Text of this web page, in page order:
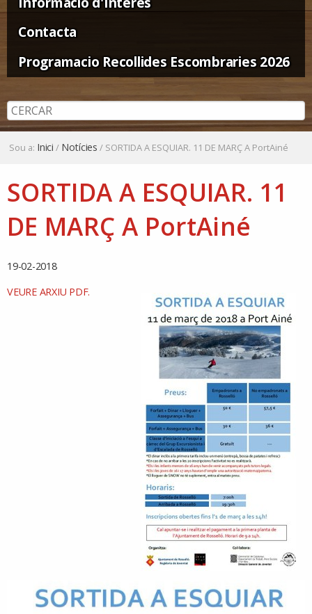
Contacta
Programacio Recollides Escombraries 2026
Sou a: Inici / Notícies / SORTIDA A ESQUIAR. 11 DE MARÇ A PortAiné
SORTIDA A ESQUIAR. 11
DE MARÇ A PortAiné
19-02-2018
VEURE ARXIU PDF.